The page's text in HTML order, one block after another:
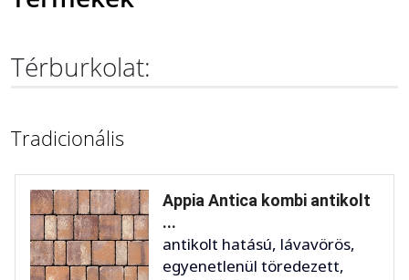
Térburkolat:
Tradicionális
Appia Antica kombi antikolt
...
antikolt hatású, lávavörös,
egyenetlenül töredezett,